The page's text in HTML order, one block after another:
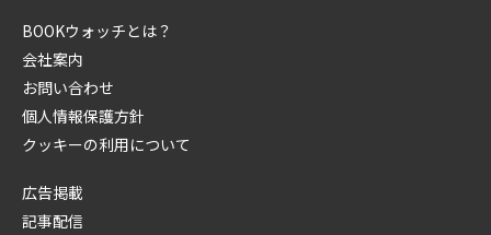
BOOKウォッチとは？
会社案内
お問い合わせ
個人情報保護方針
クッキーの利用について
広告掲載
記事配信